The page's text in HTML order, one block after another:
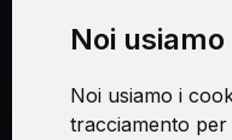
Noi
Noi usiamo i
tracciamento
Consenso al